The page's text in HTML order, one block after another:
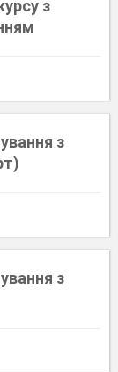
з
з
з